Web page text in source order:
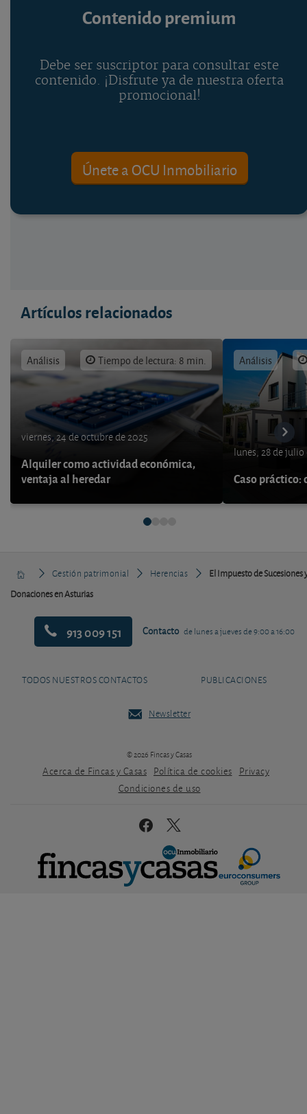
Contenido premium
Debe ser suscriptor para consultar este
contenido. ¡Disfrute ya de nuestra oferta
promocional!
Únete a OCU Inmobiliario
Artículos relacionados
Análisis Tiempo de lectura: 8 min.
viernes, 24 de octubre de 2025
Alquiler como actividad económica,
ventaja al heredar
Análisis
lunes, 28 de julio
Caso práctico:
Gestión patrimonial Herencias
El Impuesto de Sucesiones
Donaciones en Asturias
913 009 151 Contacto de lunes a jueves de 9:00 a 16:00
TODOS NUESTROS CONTACTOS PUBLICACIONES
Newsletter
© 2026 Fincas y Casas
Acerca de Fincas y Casas Política de cookies
Privacy
Condiciones de uso